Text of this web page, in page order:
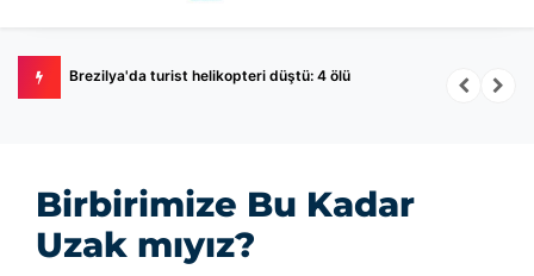
Brezilya'da turist helikopteri düştü: 4 ölü
Birbirimize Bu Kadar
Uzak mıyız?